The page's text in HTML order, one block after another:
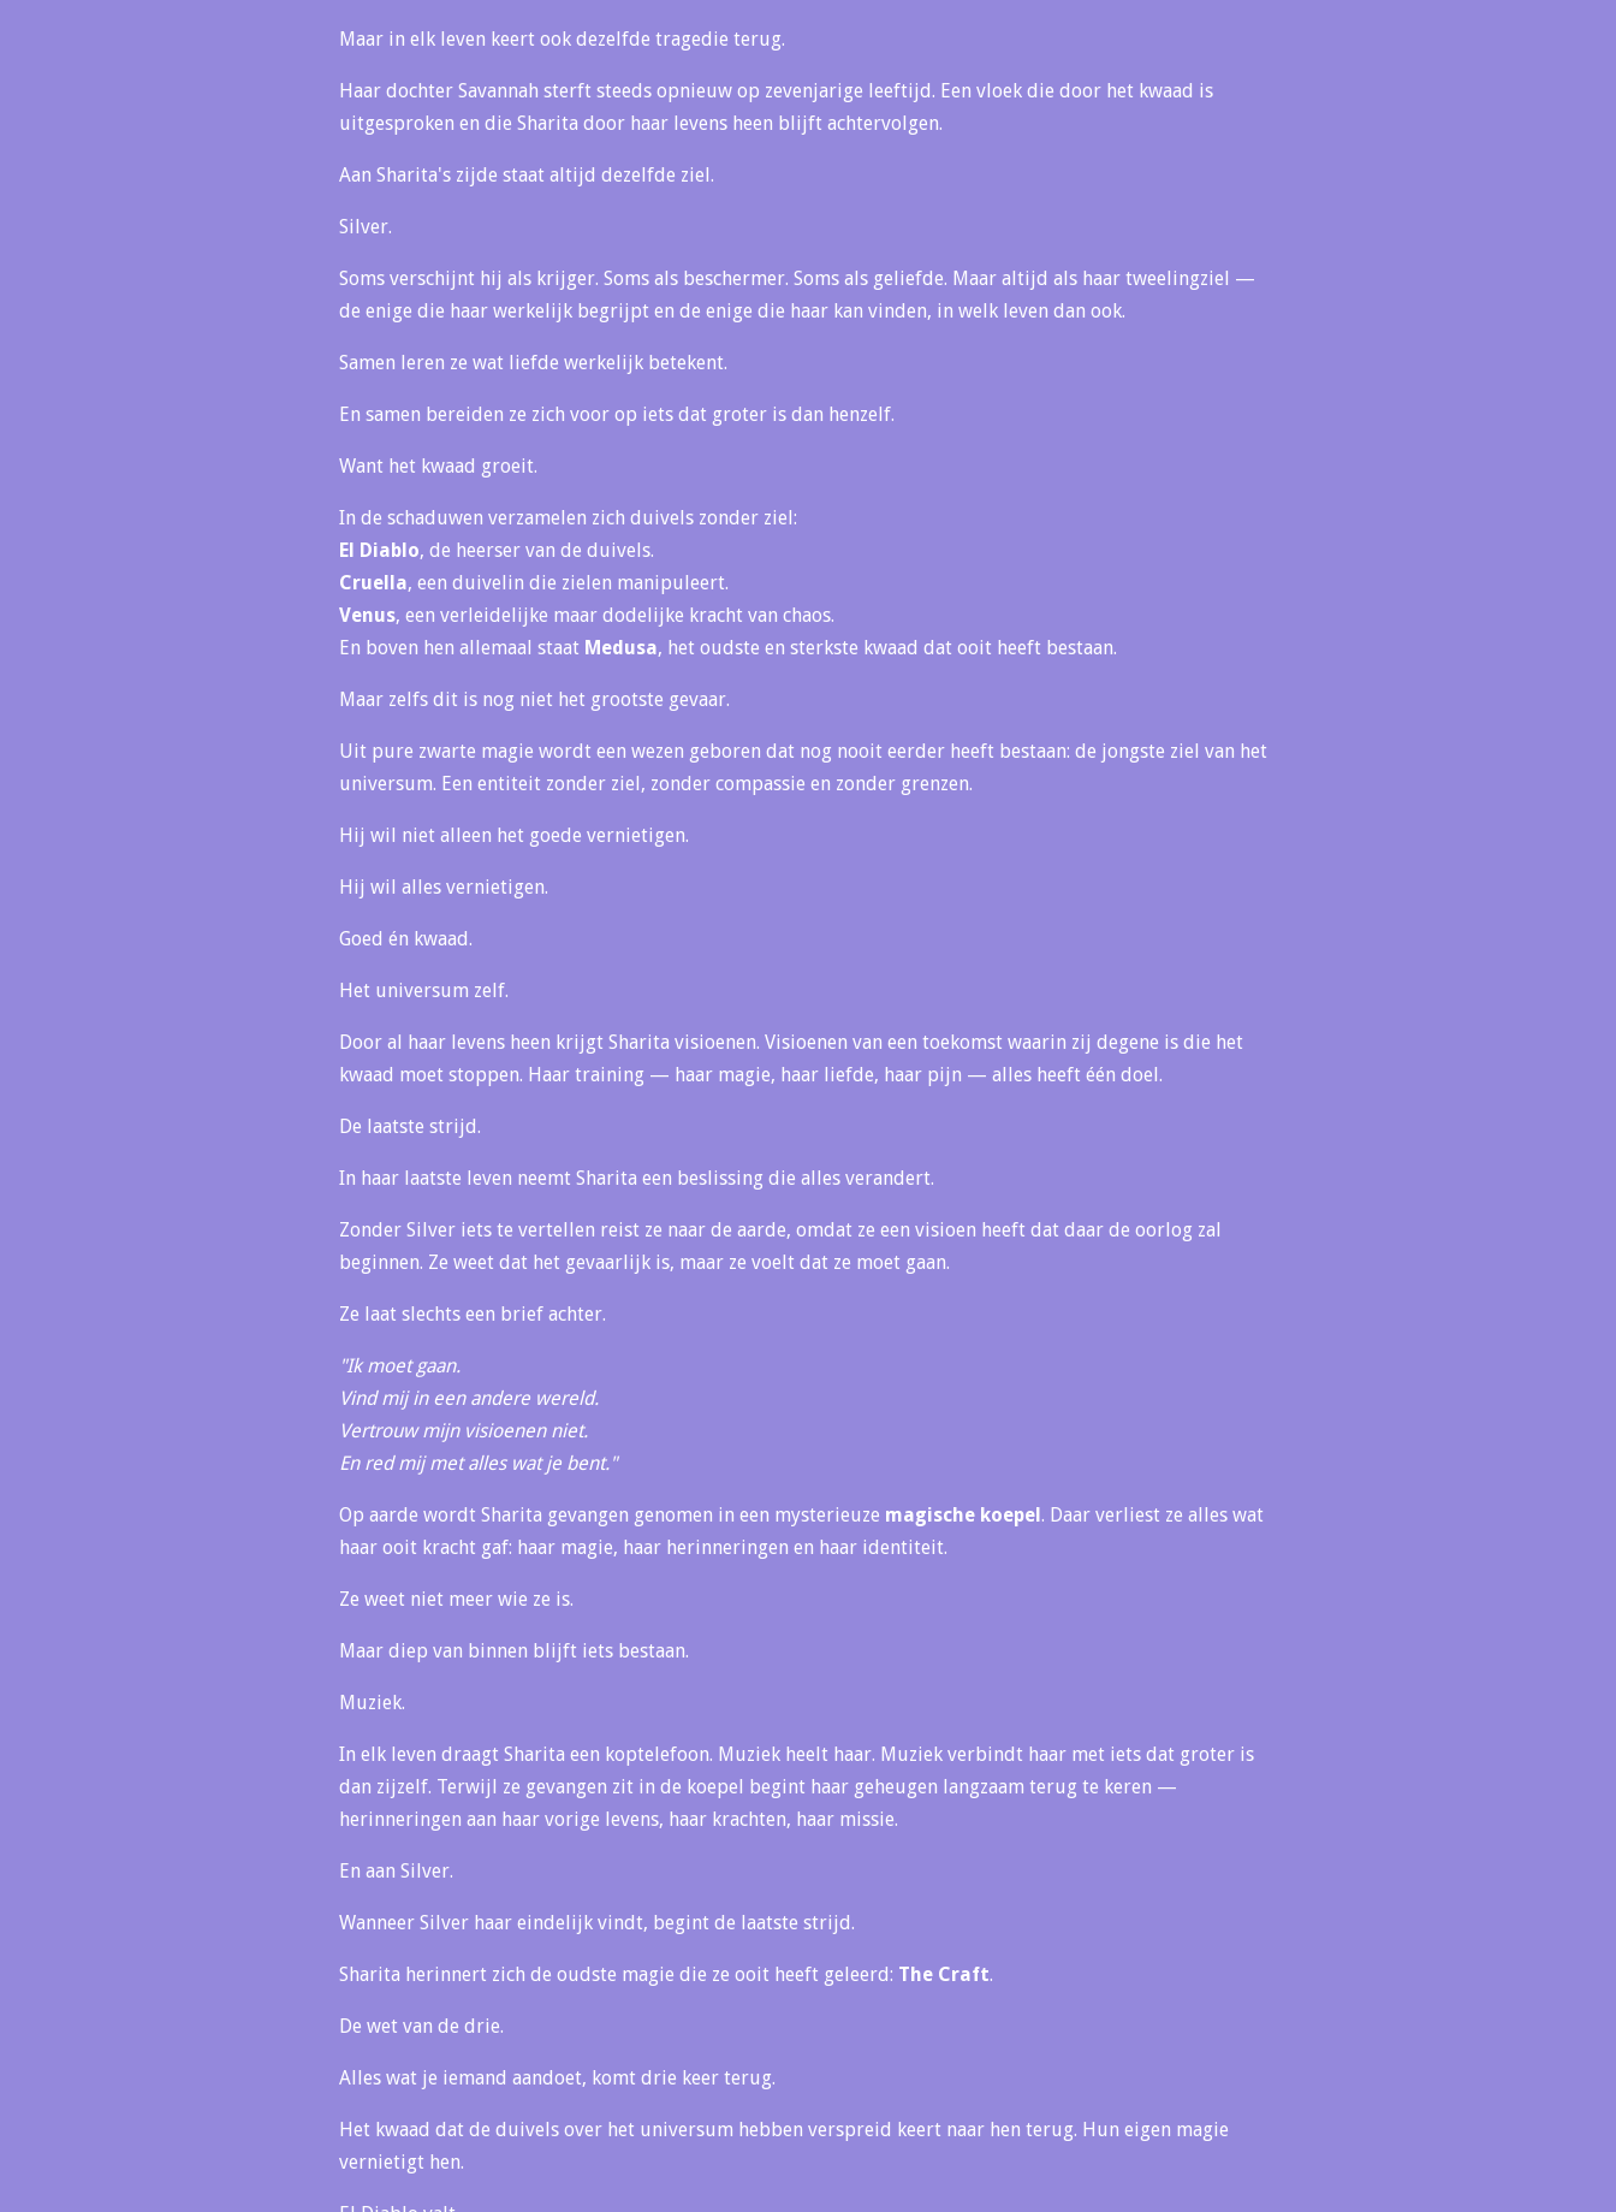
Maar in elk leven keert ook dezelfde tragedie terug.
Haar dochter Savannah sterft steeds opnieuw op zevenjarige leeftijd. Een vloek die door het kwaad is
uitgesproken en die Sharita door haar levens heen blijft achtervolgen.
Aan Sharita's zijde staat altijd dezelfde ziel.
Silver.
Soms verschijnt hij als krijger. Soms als beschermer. Soms als geliefde. Maar altijd als haar tweelingziel —
de enige die haar werkelijk begrijpt en de enige die haar kan vinden, in welk leven dan ook.
Samen leren ze wat liefde werkelijk betekent.
En samen bereiden ze zich voor op iets dat groter is dan henzelf.
Want het kwaad groeit.
In de schaduwen verzamelen zich duivels zonder ziel:
El Diablo, de heerser van de duivels.
Cruella, een duivelin die zielen manipuleert.
Venus, een verleidelijke maar dodelijke kracht van chaos.
En boven hen allemaal staat Medusa, het oudste en sterkste kwaad dat ooit heeft bestaan.
Maar zelfs dit is nog niet het grootste gevaar.
Uit pure zwarte magie wordt een wezen geboren dat nog nooit eerder heeft bestaan: de jongste ziel van het
universum. Een entiteit zonder ziel, zonder compassie en zonder grenzen.
Hij wil niet alleen het goede vernietigen.
Hij wil alles vernietigen.
Goed én kwaad.
Het universum zelf.
Door al haar levens heen krijgt Sharita visioenen. Visioenen van een toekomst waarin zij degene is die het
kwaad moet stoppen. Haar training — haar magie, haar liefde, haar pijn — alles heeft één doel.
De laatste strijd.
In haar laatste leven neemt Sharita een beslissing die alles verandert.
Zonder Silver iets te vertellen reist ze naar de aarde, omdat ze een visioen heeft dat daar de oorlog zal
beginnen. Ze weet dat het gevaarlijk is, maar ze voelt dat ze moet gaan.
Ze laat slechts een brief achter.
"Ik moet gaan.
Vind mij in een andere wereld.
Vertrouw mijn visioenen niet.
En red mij met alles wat je bent."
Op aarde wordt Sharita gevangen genomen in een mysterieuze magische koepel. Daar verliest ze alles wat
haar ooit kracht gaf: haar magie, haar herinneringen en haar identiteit.
Ze weet niet meer wie ze is.
Maar diep van binnen blijft iets bestaan.
Muziek.
In elk leven draagt Sharita een koptelefoon. Muziek heelt haar. Muziek verbindt haar met iets dat groter is
dan zijzelf. Terwijl ze gevangen zit in de koepel begint haar geheugen langzaam terug te keren —
herinneringen aan haar vorige levens, haar krachten, haar missie.
En aan Silver.
Wanneer Silver haar eindelijk vindt, begint de laatste strijd.
Sharita herinnert zich de oudste magie die ze ooit heeft geleerd: The Craft.
De wet van de drie.
Alles wat je iemand aandoet, komt drie keer terug.
Het kwaad dat de duivels over het universum hebben verspreid keert naar hen terug. Hun eigen magie
vernietigt hen.